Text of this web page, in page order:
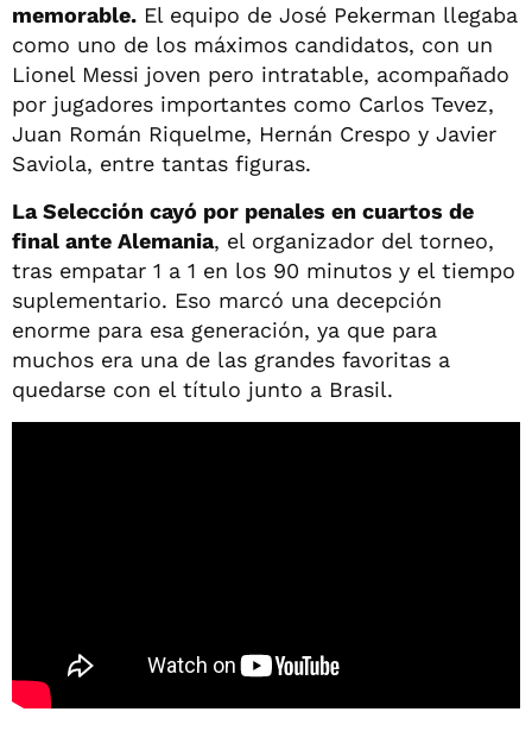
memorable. El equipo de José Pekerman llegaba
como uno de los máximos candidatos, con un
Lionel Messi joven pero intratable, acompañado
por jugadores importantes como Carlos Tevez,
Juan Román Riquelme, Hernán Crespo y Javier
Saviola, entre tantas figuras.
La Selección cayó por penales en cuartos de
final ante Alemania, el organizador del torneo,
tras empatar 1 a 1 en los 90 minutos y el tiempo
suplementario. Eso marcó una decepción
enorme para esa generación, ya que para
muchos era una de las grandes favoritas a
quedarse con el título junto a Brasil.